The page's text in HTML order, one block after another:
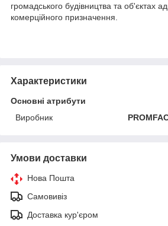
громадського будівництва та об'єктах
комерційного призначення.
Характеристики
Основні атрибути
Виробник
Умови доставки
Нова Пошта
Самовивіз
Доставка кур'єром